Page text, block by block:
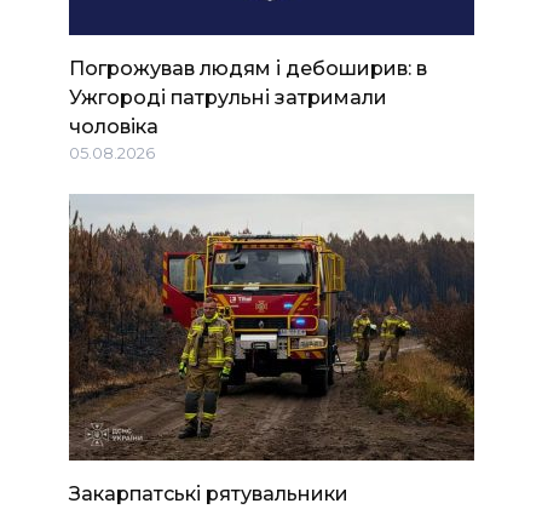
Погрожував людям і дебоширив: в
Ужгороді патрульні затримали
чоловіка
05.08.2026
Закарпатські рятувальники